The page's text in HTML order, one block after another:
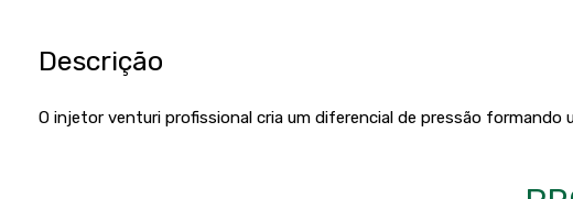
Descrição
O injetor venturi profissional cria um diferencial de pressão formando